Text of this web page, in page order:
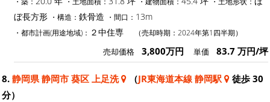
ぼ長方形 ・構造： 鉄骨造 ・間口： 13m
・都市計画(用途地域)： ２中住専 （売却時期：2024年第1四半期）
売却価格 3,800万円 単価 83.7 万円/坪
8. 静岡県 静岡市 葵区 上足洗 （JR東海道本線 静岡駅
徒歩 30
分）